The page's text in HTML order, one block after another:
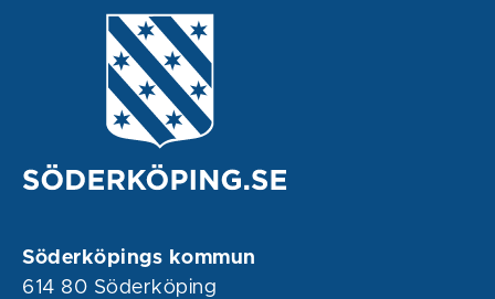
Söderköpings kommun
614 80 Söderköping